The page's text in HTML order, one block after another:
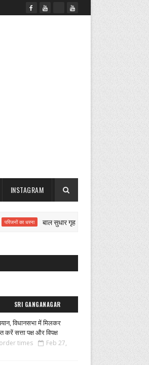
INSTAGRAM
का धरना बाल सुधार गृह हत्याकांड पर बवाल
SRI GANGANAGAR
विधानसभा में मिलकर
करें सत्ता पक्ष और विपक्ष
times
Feb 27,